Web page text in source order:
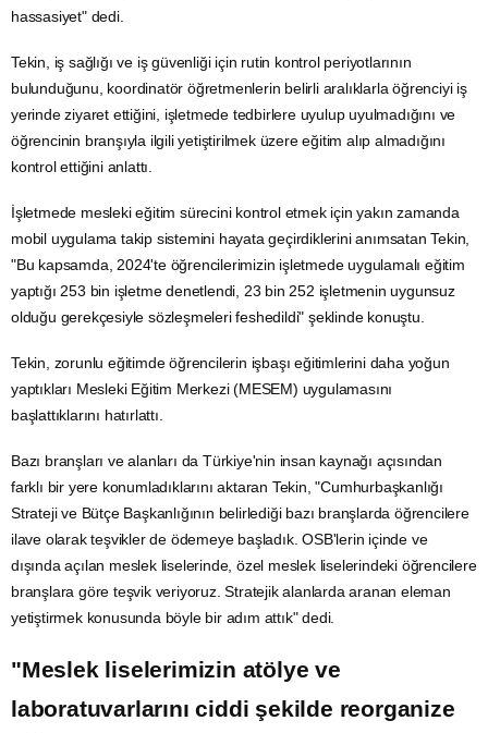
hassasiyet" dedi.
Tekin, iş sağlığı ve iş güvenliği için rutin kontrol periyotlarının
bulunduğunu, koordinatör öğretmenlerin belirli aralıklarla öğrenciyi iş
yerinde ziyaret ettiğini, işletmede tedbirlere uyulup uyulmadığını ve
öğrencinin branşıyla ilgili yetiştirilmek üzere eğitim alıp almadığını
kontrol ettiğini anlattı.
İşletmede mesleki eğitim sürecini kontrol etmek için yakın zamanda
mobil uygulama takip sistemini hayata geçirdiklerini anımsatan Tekin,
"Bu kapsamda, 2024'te öğrencilerimizin işletmede uygulamalı eğitim
yaptığı 253 bin işletme denetlendi, 23 bin 252 işletmenin uygunsuz
olduğu gerekçesiyle sözleşmeleri feshedildi" şeklinde konuştu.
Tekin, zorunlu eğitimde öğrencilerin işbaşı eğitimlerini daha yoğun
yaptıkları Mesleki Eğitim Merkezi (MESEM) uygulamasını
başlattıklarını hatırlattı.
Bazı branşları ve alanları da Türkiye'nin insan kaynağı açısından
farklı bir yere konumladıklarını aktaran Tekin, "Cumhurbaşkanlığı
Strateji ve BütçeBaşkanlığının belirlediği bazı branşlarda öğrencilere
ilave olarak teşvikler de ödemeye başladık. OSB'lerin içinde ve
dışında açılan meslek liselerinde, özel meslek liselerindeki öğrencilere
branşlara göre teşvik veriyoruz. Stratejik alanlarda aranan eleman
yetiştirmek konusunda böyle bir adım attık" dedi.
"Meslek liselerimizin atölye ve
laboratuvarlarını ciddi şekilde reorganize